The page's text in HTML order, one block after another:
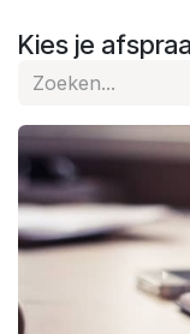
Kies je